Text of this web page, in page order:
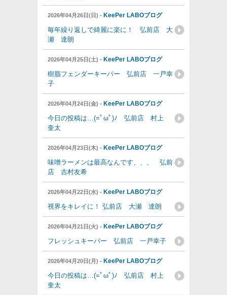
2026年04月26日(日) - KeePer LABOブログ
毎年繰り返しで綺麗に楽に！ 弘前店 大
瀬 達朗
2026年04月25日(土) - KeePer LABOブログ
樹脂フェンダーキーパー 弘前店 一戸幸
子
2026年04月24日(金) - KeePer LABOブログ
今日の投稿は…(=ﾟωﾟ)ﾉ 弘前店 村上
奎太
2026年04月23日(木) - KeePer LABOブログ
味噌ラーメンは最高なんです、、、 弘前
店 吉村友希
2026年04月22日(水) - KeePer LABOブログ
視界をキレイに！ 弘前店 大瀬 達朗
2026年04月21日(火) - KeePer LABOブログ
フレッシュキーパー 弘前店 一戸幸子
2026年04月20日(月) - KeePer LABOブログ
今日の投稿は…(=ﾟωﾟ)ﾉ 弘前店 村上
奎太